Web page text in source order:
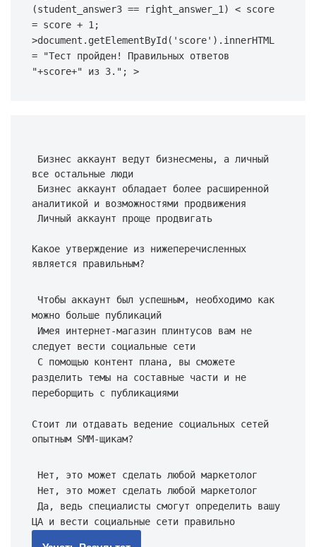
(student_answer3 == right_answer_1) < score
= score + 1;
>document.getElementById('score').innerHTML
= "Тест пройден! Правильных ответов
"+score+" из 3."; >
все остальные люди
аналитикой и возможностями продвижения
Личный аккаунт проще продвигать
Какое утверждение из нижеперечисленных
является правильным?
можно больше публикаций
следует вести социальные сети
разделить темы на составные части и не
переборщить с публикациями
Стоит ли отдавать ведение социальных сетей
опытным SMM-щикам?
Нет, это может сделать любой маркетолог
Нет, это может сделать любой маркетолог
ЦА и вести социальные сети правильно